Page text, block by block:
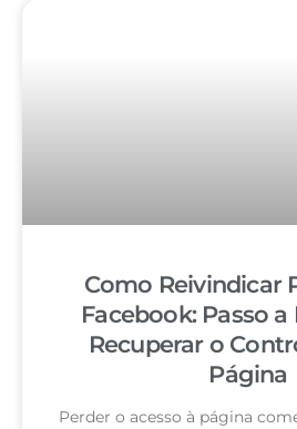
Como Reivindicar
Facebook: Passo a
Recuperar o
Página
Perder o acesso à página